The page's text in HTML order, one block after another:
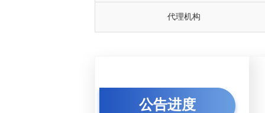
代理机构
公告进度